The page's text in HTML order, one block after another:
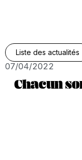
Liste des actualités
07/04/2022
Chacun